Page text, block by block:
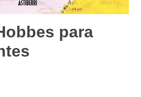
para